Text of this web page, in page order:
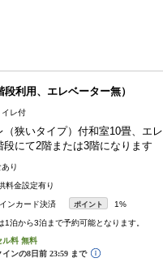
段利用、エレベーター無）
イレ付
狭いタイプ）付和室10畳、エレ
にて2階または3階になります
り
料金設定有り
ンカード決済 ポイント 1%
泊から3泊まで予約可能となります。